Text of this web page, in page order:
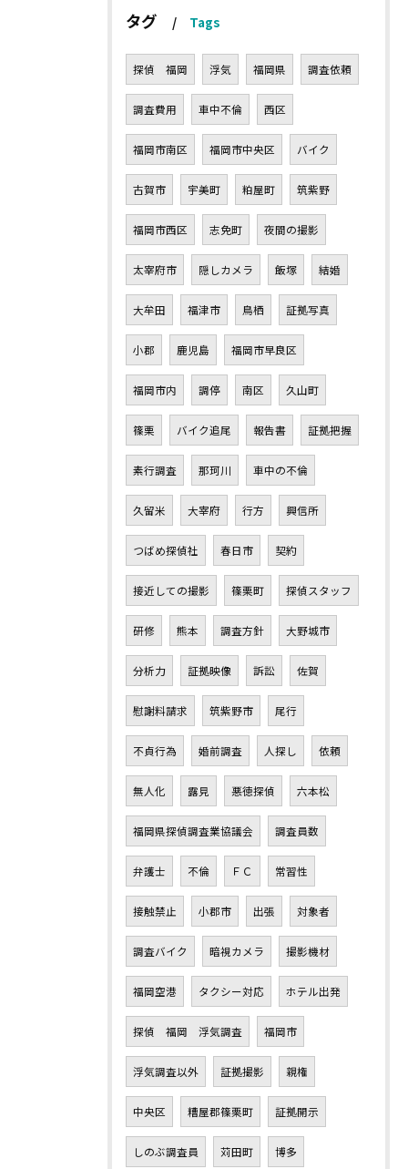
タグ Tags
探偵 福岡 浮気 福岡県 調査依頼
調査費用 車中不倫 西区
福岡市南区 福岡市中央区 バイク
古賀市 宇美町 粕屋町 筑紫野
福岡市西区 志免町 夜間の撮影
太宰府市 隠しカメラ 飯塚 結婚
大牟田 福津市 鳥栖 証拠写真
小郡 鹿児島 福岡市早良区
福岡市内 調停 南区 久山町
篠栗 バイク追尾 報告書 証拠把握
素行調査 那珂川 車中の不倫
久留米 大宰府 行方 興信所
つばめ探偵社 春日市 契約
接近しての撮影 篠栗町 探偵スタッフ
研修 熊本 調査方針 大野城市
分析力 証拠映像 訴訟 佐賀
慰謝料請求 筑紫野市 尾行
不貞行為 婚前調査 人探し 依頼
無人化 露見 悪徳探偵 六本松
福岡県探偵調査業協議会 調査員数
弁護士 不倫 ＦＣ 常習性
接触禁止 小郡市 出張 対象者
調査バイク 暗視カメラ 撮影機材
福岡空港 タクシー対応 ホテル出発
探偵 福岡 浮気調査 福岡市
浮気調査以外 証拠撮影 親権
中央区 糟屋郡篠栗町 証拠開示
しのぶ調査員 苅田町 博多